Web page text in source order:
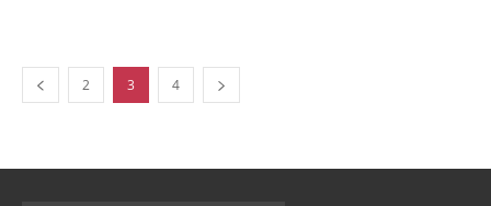
2 3 4